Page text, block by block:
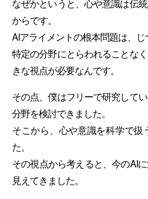
なぜかというと、心や意識は伝
からです。
AIアライメントの根本問題は、じ
特定の分野にとらわれることな
きな視点が必要なんです。
その点、僕はフリーで研究して
分野を検討できました。
そこから、心や意識を科学で扱
た。
その視点から考えると、今のAI
見えてきました。